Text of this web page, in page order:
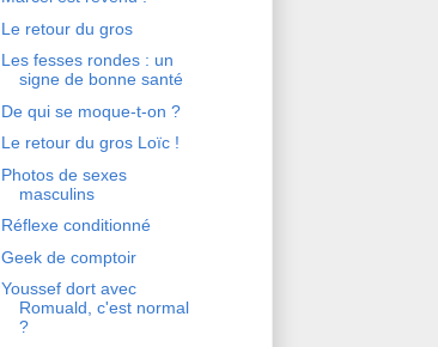
Le retour du gros
Les fesses rondes : un
signe de bonne santé
De qui se moque-t-on ?
Le retour du gros Loïc !
Photos de sexes
masculins
Réflexe conditionné
Geek de comptoir
Youssef dort avec
Romuald, c'est normal
?